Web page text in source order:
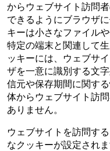
からウェブサイト訪問
できるようにブラウザ
キーは小さなファイル
特定の端末と関連して
ッキーには、ウェブサ
ザを一意に識別する文
信元や保存期間に関す
体からウェブサイト訪
ありません。
ウェブサイトを訪問す
なクッキーが設定され